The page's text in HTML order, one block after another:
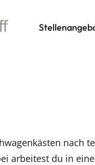
nach
arbeitest du in